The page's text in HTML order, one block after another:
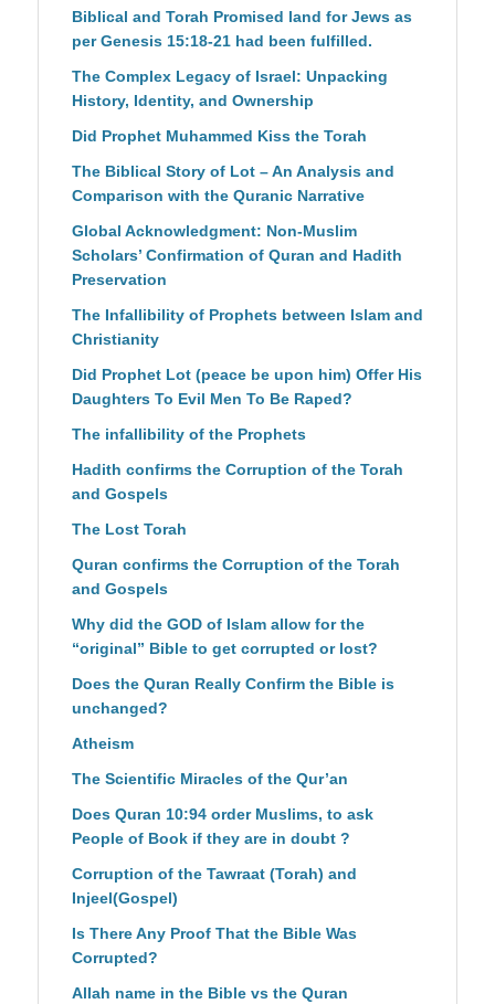
Biblical and Torah Promised land for Jews as
per Genesis 15:18-21 had been fulfilled.
The Complex Legacy of Israel: Unpacking
History, Identity, and Ownership
Did Prophet Muhammed Kiss the Torah
The Biblical Story of Lot – An Analysis and
Comparison with the Quranic Narrative
Global Acknowledgment: Non-Muslim
Scholars’ Confirmation of Quran and Hadith
Preservation
The Infallibility of Prophets between Islam and
Christianity
Did Prophet Lot (peace be upon him) Offer His
Daughters To Evil Men To Be Raped?
The infallibility of the Prophets
Hadith confirms the Corruption of the Torah
and Gospels
The Lost Torah
Quran confirms the Corruption of the Torah
and Gospels
Why did the GOD of Islam allow for the
“original” Bible to get corrupted or lost?
Does the Quran Really Confirm the Bible is
unchanged?
Atheism
The Scientific Miracles of the Qur’an
Does Quran 10:94 order Muslims, to ask
People of Book if they are in doubt ?
Corruption of the Tawraat (Torah) and
Injeel(Gospel)
Is There Any Proof That the Bible Was
Corrupted?
Allah name in the Bible vs the Quran